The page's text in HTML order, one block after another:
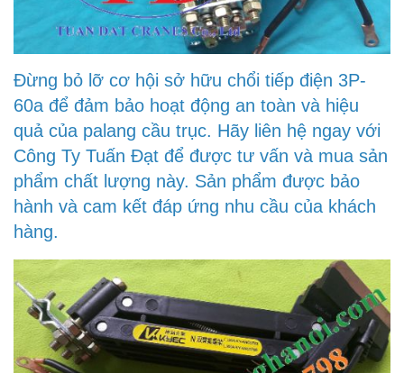
Đừng bỏ lỡ cơ hội sở hữu chổi tiếp điện 3P-
60a để đảm bảo hoạt động an toàn và hiệu
quả của palang cầu trục. Hãy liên hệ ngay với
Công Ty Tuấn Đạt để được tư vấn và mua sản
phẩm chất lượng này. Sản phẩm được bảo
hành và cam kết đáp ứng nhu cầu của khách
hàng.